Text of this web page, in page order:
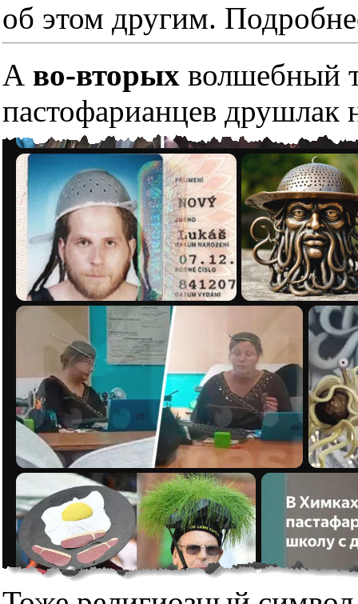
об этом другим.
А во-вторых волшебный
пастофарианцев друшлак